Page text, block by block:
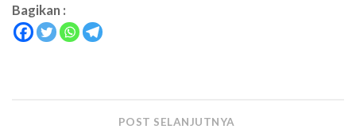
Bagikan :
POST SELANJUTNYA